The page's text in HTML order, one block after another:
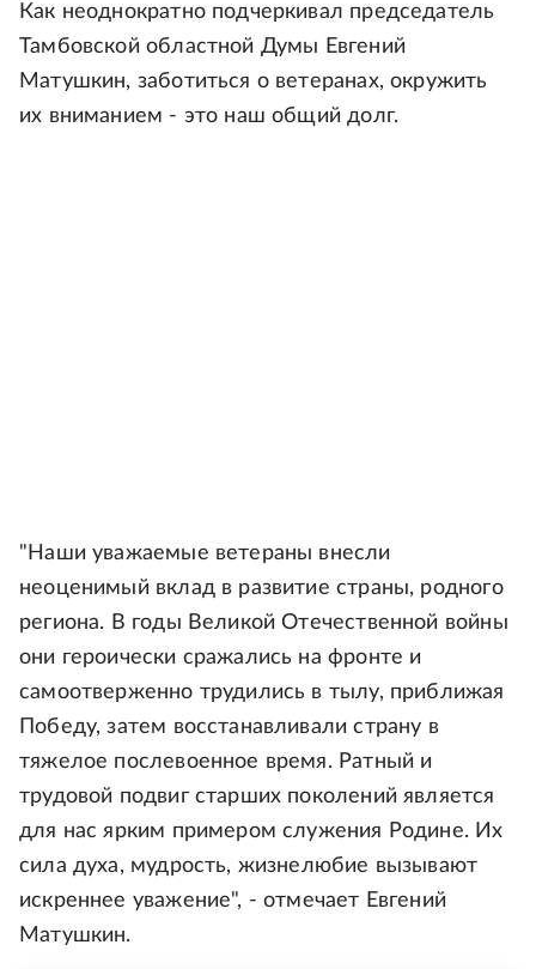
Как неоднократно подчеркивал председатель
Тамбовской областной Думы Евгений
Матушкин, заботиться о ветеранах, окружить
их вниманием - это наш общий долг.
"Наши уважаемые ветераны внесли
неоценимый вклад в развитие страны, родного
региона. В годы Великой Отечественной войны
они героически сражались на фронте и
самоотверженно трудились в тылу, приближая
Победу, затем восстанавливали страну в
тяжелое послевоенное время. Ратный и
трудовой подвиг старших поколений является
для нас ярким примером служения Родине. Их
сила духа, мудрость, жизнелюбие вызывают
искреннее уважение", - отмечает Евгений
Матушкин.